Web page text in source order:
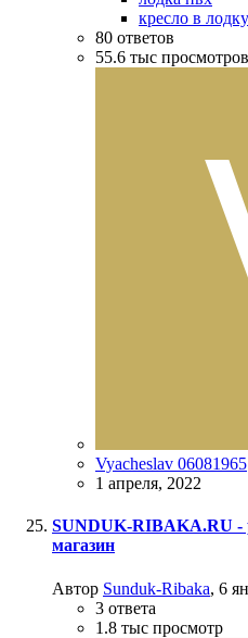
кресло в лодку
80 ответов
55.6 тыс просмотров
Vyacheslav 06081965
1 апреля, 2022
SUNDUK-RIBAKA.RU -
магазин
Автор Sunduk-Ribaka, 6
3 ответа
1.8 тыс просмотр